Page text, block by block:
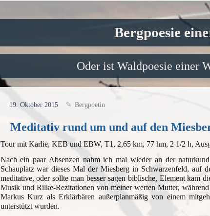
Bergpoesie
Oder ist Waldpoesie einer
19. Oktober 2015 Bergpoetin
Meditativ rund um und auf den
Tour mit Karlie, KEB und EBW, T1, 2,65 km, 77 hm, 2 1/2 h,
Nach ein paar Absenzen nahm ich mal wieder an der
Schauplatz war dieses Mal der Miesberg in Schwarzenfeld, auf
meditative, oder sollte man besser sagen biblische, Element kam
Musik und Rilke-Rezitationen von meiner werten Mutter,
Markus Kurz als Erklärbären außerplanmäßig von einem
unterstützt wurden.